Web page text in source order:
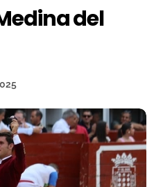
del